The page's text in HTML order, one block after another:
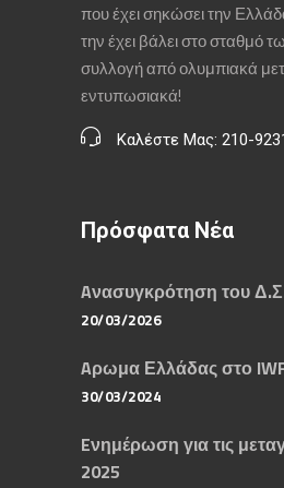
που έχει σηκώσει την
την έχει βάλει στο σταθμό
συλλογή από ολυμπιακά
εντυπωσιακά!
Καλέστε Μας: 210-
Πρόσφατα Νέα
Aνασυγκρότηση του
20/03/2026
Aρωμα Ελλάδας στο
30/03/2024
Eνημέρωση για τις
2025